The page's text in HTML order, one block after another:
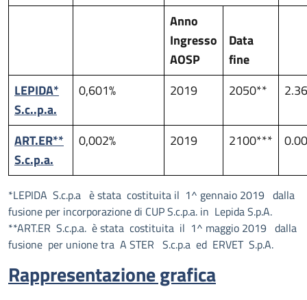
Anno
Ingresso
AOSP
Data
fine
LEPIDA*
S.c..p.a.
0,601% 2019 2050**
ART.ER**
S.c.p.a.
0,002% 2019 2100*** 0.00
*LEPIDA S.c.p.a è stata costituita il 1^ gennaio 2019 dalla
fusione per incorporazione di CUP S.c.p.a. in Lepida S.p.A.
**ART.ER S.c.p.a. è stata costituita il 1^ maggio 2019 dalla
fusione per unione tra A STER S.c.p.a ed ERVET S.p.A.
Rappresentazione grafica